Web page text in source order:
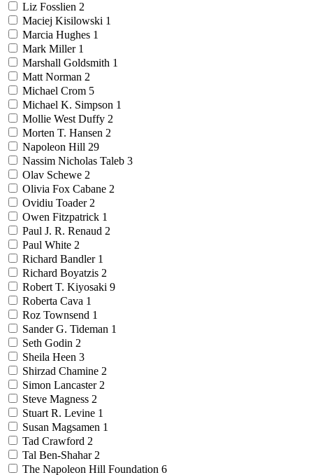
Liz Fosslien 2
Maciej Kisilowski 1
Marcia Hughes 1
Mark Miller 1
Marshall Goldsmith 1
Matt Norman 2
Michael Crom 5
Michael K. Simpson 1
Mollie West Duffy 2
Morten T. Hansen 2
Napoleon Hill 29
Nassim Nicholas Taleb 3
Olav Schewe 2
Olivia Fox Cabane 2
Ovidiu Toader 2
Owen Fitzpatrick 1
Paul J. R. Renaud 2
Paul White 2
Richard Bandler 1
Richard Boyatzis 2
Robert T. Kiyosaki 9
Roberta Cava 1
Roz Townsend 1
Sander G. Tideman 1
Seth Godin 2
Sheila Heen 3
Shirzad Chamine 2
Simon Lancaster 2
Steve Magness 2
Stuart R. Levine 1
Susan Magsamen 1
Tad Crawford 2
Tal Ben-Shahar 2
The Napoleon Hill Foundation 6